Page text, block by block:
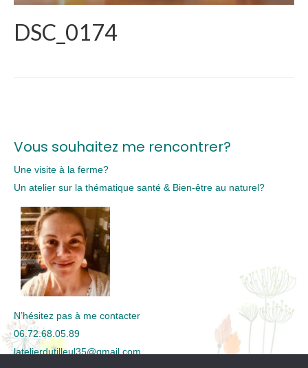
DSC_0174
Vous souhaitez me rencontrer?
Une visite à la ferme?
Un atelier sur la thématique santé & Bien-être au naturel?
N’hésitez pas à me contacter
06.72.68.05.89
latelierdutilleul35@gmail.com